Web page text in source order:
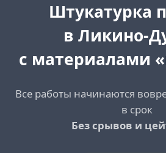
Штукатурка
в Ликино-
с материалами
Все работы начинаются
в срок
Без срывов и